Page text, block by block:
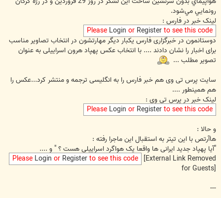
رونمايي مي‌شود.‌
لینک خبر در فارس :
Please Login or Registerto see this code
دوستانمون در خبرگزاری فارس یکبار دیگر مهارتشون در انتخاب تصاویر مناسب
برای اخبار را نشان دادند .... با انتخاب عکس پهپاد هرون اسراییلی به عنوان
تصویر مطلب ...
سایت پرس تی وی هم خبر فارس را به انگلیسی ترجمه و منتشر کرد...عکس را
هم همینطور ....
لینک خبر در پرس تی وی :
Please Login or Registerto see this code
و حالا :
هاآرتص با این تیتر به استقبال این ماجرا رفته :
"آیا پهپاد جدید ایرانی ها واقعا یک هواگرد اسراییلی هست ؟ " و ....
Please Login or Registerto see this code [External Link Removed
for Guests]
---